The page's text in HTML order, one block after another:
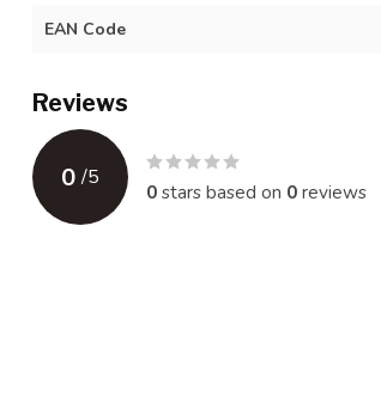
EAN Code
Reviews
0 /5
0stars based on 0reviews